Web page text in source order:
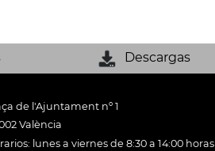
Descargas
de l'Ajuntament nº 1
València
lunes a viernes de 8:30 a 14:00 horas